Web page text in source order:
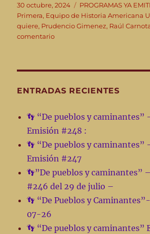
Publicado
el
30 octubre, 2024 Categorías
PROGRAMAS YA
Primera, Equipo de Historia Americana
quiere, Prudencio Gimenez, Raúl
comentarioen
10-
la
emisión
188
de
”
De
pueblos
y
ENTRADAS RECIENTES
👣 “De pueblos y
Emisión #248 :
👣 “De pueblos y
Emisión #247
👣”De pueblos y caminantes”
#246 del 29 de julio –
👣 “De Pueblos y
07-26
👣 “De pueblos y caminantes”